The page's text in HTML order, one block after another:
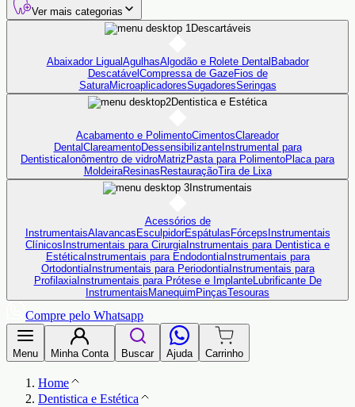
Ver mais categorias
Descartáveis
Abaixador LigualAgulhasAlgodão e Rolete Dental Babador
Descatável Compressa de GazeFios de
SaturaMicroaplicadoresSugadoresSeringas
Dentistica e Estética
Acabamento e PolimentoCimentosClareador
DentalClareamentoDessensibilizanteInstrumental para
DentisticaIonômentro de vidroMatriz Pasta para PolimentoPlaca para
MoldeiraResinas RestauraçãoTira de Lixa
Instrumentais
Acessórios de
InstrumentaisAlavancas EsculpidorEspátulas Fórceps Instrumentais
Clínicos Instrumentais para CirurgiaInstrumentais para Dentistica e
EstéticaInstrumentais para EndodontiaInstrumentais para
OrtodontiaInstrumentais para PeriodontiaInstrumentais para
ProfilaxiaInstrumentais para Prótese e ImplanteLubrificante De
Instrumentais Manequim PinçasTesouras
Compre pelo Whatsapp
Menu Minha Conta Buscar Ajuda Carrinho
Home
Dentistica e Estética